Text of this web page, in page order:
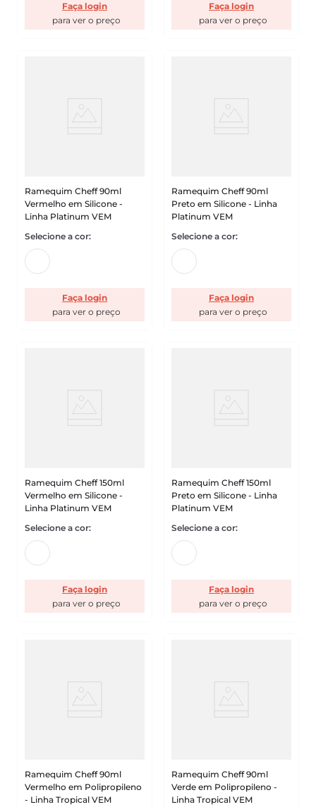
Faça login Faça login
Ramequim Cheff 90ml
Vermelho em Silicone -
Linha Platinum VEM
Faça login
Ramequim Cheff 90ml
Preto em Silicone - Linha
Platinum VEM
Faça login
Ramequim Cheff 150ml
Vermelho em Silicone -
Linha Platinum VEM
Faça login
Ramequim Cheff 150ml
Preto em Silicone - Linha
Platinum VEM
Faça login
Ramequim Cheff 90ml
Vermelho em Polipropileno
- Linha Tropical VEM
Ramequim Cheff 90ml
Verde em Polipropileno -
Linha Tropical VEM